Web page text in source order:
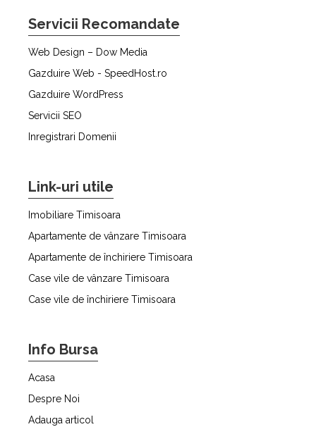
Servicii Recomandate
Web Design – Dow Media
Gazduire Web - SpeedHost.ro
Gazduire WordPress
Servicii SEO
Inregistrari Domenii
Link-uri utile
Imobiliare Timisoara
Apartamente de vânzare Timisoara
Apartamente de închiriere Timisoara
Case vile de vânzare Timisoara
Case vile de închiriere Timisoara
Info Bursa
Acasa
Despre Noi
Adauga articol